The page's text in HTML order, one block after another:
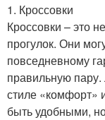
1. Кроссовки
Кроссовки – это
прогулок. Они
повседневному
правильную
стиле «комфорт»
быть удобными,